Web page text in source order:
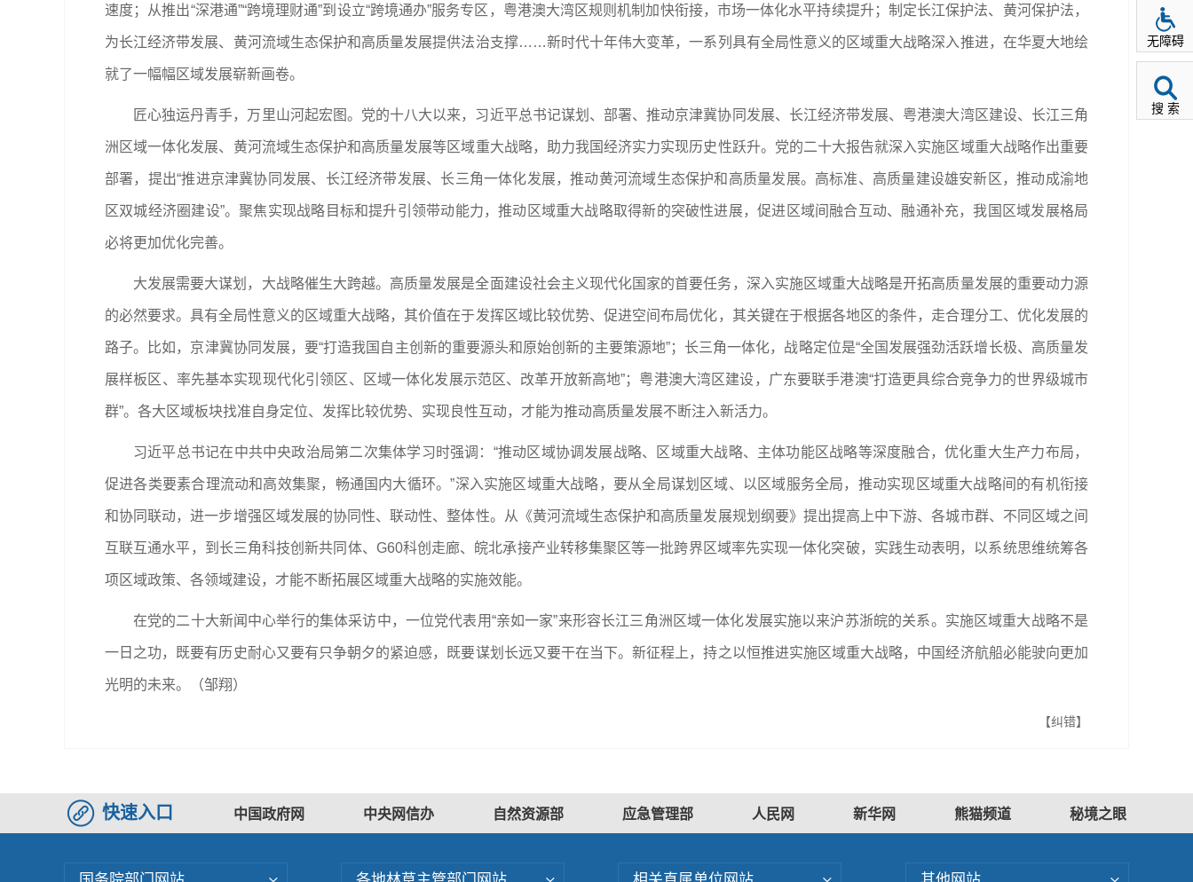
速度；从推出“深港通”“跨境理财通”到设立“跨境通办”服务专区，粤港澳大湾区规则机制加快衔接，市场一体化水平持续提升；制定长江保护法、黄河保护法，
为长江经济带发展、黄河流域生态保护和高质量发展提供法治支撑……新时代十年伟大变革，一系列具有全局性意义的区域重大战略深入推进，在华夏大地绘
就了一幅幅区域发展崭新画卷。
匠心独运丹青手，万里山河起宏图。党的十八大以来，习近平总书记谋划、部署、推动京津冀协同发展、长江经济带发展、粤港澳大湾区建设、长江三角
洲区域一体化发展、黄河流域生态保护和高质量发展等区域重大战略，助力我国经济实力实现历史性跃升。党的二十大报告就深入实施区域重大战略作出重要
部署，提出“推进京津冀协同发展、长江经济带发展、长三角一体化发展，推动黄河流域生态保护和高质量发展。高标准、高质量建设雄安新区，推动成渝地
区双城经济圈建设”。聚焦实现战略目标和提升引领带动能力，推动区域重大战略取得新的突破性进展，促进区域间融合互动、融通补充，我国区域发展格局
必将更加优化完善。
大发展需要大谋划，大战略催生大跨越。高质量发展是全面建设社会主义现代化国家的首要任务，深入实施区域重大战略是开拓高质量发展的重要动力源
的必然要求。具有全局性意义的区域重大战略，其价值在于发挥区域比较优势、促进空间布局优化，其关键在于根据各地区的条件，走合理分工、优化发展的
路子。比如，京津冀协同发展，要“打造我国自主创新的重要源头和原始创新的主要策源地”；长三角一体化，战略定位是“全国发展强劲活跃增长极、高质量发
展样板区、率先基本实现现代化引领区、区域一体化发展示范区、改革开放新高地”；粤港澳大湾区建设，广东要联手港澳“打造更具综合竞争力的世界级城市
群”。各大区域板块找准自身定位、发挥比较优势、实现良性互动，才能为推动高质量发展不断注入新活力。
习近平总书记在中共中央政治局第二次集体学习时强调：“推动区域协调发展战略、区域重大战略、主体功能区战略等深度融合，优化重大生产力布局，
促进各类要素合理流动和高效集聚，畅通国内大循环。”深入实施区域重大战略，要从全局谋划区域、以区域服务全局，推动实现区域重大战略间的有机衔接
和协同联动，进一步增强区域发展的协同性、联动性、整体性。从《黄河流域生态保护和高质量发展规划纲要》提出提高上中下游、各城市群、不同区域之间
互联互通水平，到长三角科技创新共同体、G60科创走廊、皖北承接产业转移集聚区等一批跨界区域率先实现一体化突破，实践生动表明，以系统思维统筹各
项区域政策、各领域建设，才能不断拓展区域重大战略的实施效能。
在党的二十大新闻中心举行的集体采访中，一位党代表用“亲如一家”来形容长江三角洲区域一体化发展实施以来沪苏浙皖的关系。实施区域重大战略不是
一日之功，既要有历史耐心又要有只争朝夕的紧迫感，既要谋划长远又要干在当下。新征程上，持之以恒推进实施区域重大战略，中国经济航船必能驶向更加
光明的未来。（邹翔）
【纠错】
快速入口 中国政府网 中央网信办 自然资源部 应急管理部 人民网 新华网 熊猫频道 秘境之眼
无障碍
搜 索